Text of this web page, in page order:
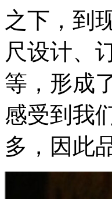
之下，到
尺设计、
等，形成
感受到我
多，因此